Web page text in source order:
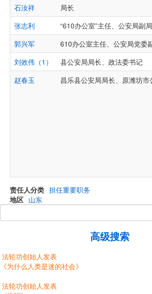
石汝祥
局长
张志利
“610办公室”主任、公安局副
郭兴军
610办公室主任、公安局党委
刘效伟（1）
县公安局局长、政法委书记
赵春玉
昌乐县公安局局长、原潍坊
责任人分类 担任重要职务
地区 山东
高级搜索
法轮功创始人发表
《为什么人类是迷的社会》
法轮功创始人发表